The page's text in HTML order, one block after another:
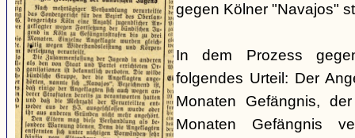
gegen Kölner "Navajos"
In dem Prozess
folgendes Urteil: Der
Monaten Gefängnis,
Monaten Gefängnis